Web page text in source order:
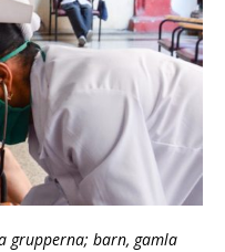
grupperna; barn, gamla